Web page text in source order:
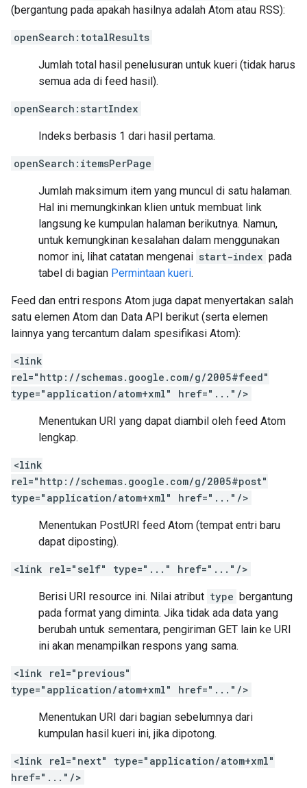
(bergantung pada apakah hasilnya adalah Atom atau RSS):
openSearch:totalResults
Jumlah total hasil penelusuran untuk kueri (tidak harus
semua ada di feed hasil).
openSearch:startIndex
Indeks berbasis 1 dari hasil pertama.
openSearch:itemsPerPage
Jumlah maksimum item yang muncul di satu halaman.
Hal ini memungkinkan klien untuk membuat link
langsung ke kumpulan halaman berikutnya. Namun,
untuk kemungkinan kesalahan dalam menggunakan
nomor ini, lihat catatan mengenai start-index pada
tabel di bagian Permintaan kueri.
Feed dan entri respons Atom juga dapat menyertakan salah
satu elemen Atom dan Data API berikut (serta elemen
lainnya yang tercantum dalam spesifikasi Atom):
<link
rel="http://schemas.google.com/g/2005#feed"
type="application/atom+xml" href="..."/>
Menentukan URI yang dapat diambil oleh feed Atom
lengkap.
<link
rel="http://schemas.google.com/g/2005#post"
type="application/atom+xml" href="..."/>
Menentukan PostURI feed Atom (tempat entri baru
dapat diposting).
<link rel="self" type="..." href="..."/>
Berisi URI resource ini. Nilai atribut type bergantung
pada format yang diminta. Jika tidak ada data yang
berubah untuk sementara, pengiriman GET lain ke URI
ini akan menampilkan respons yang sama.
<link rel="previous"
type="application/atom+xml" href="..."/>
Menentukan URI dari bagian sebelumnya dari
kumpulan hasil kueri ini, jika dipotong.
<link rel="next" type="application/atom+xml"
href="..."/>